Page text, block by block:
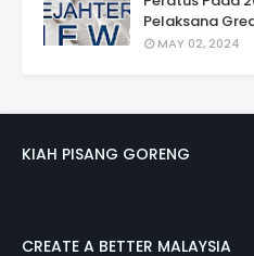
Pelaksana
MAY 02, 2024
KIAH PISANG GORENG
CREATE A BETTER MALAYSIA